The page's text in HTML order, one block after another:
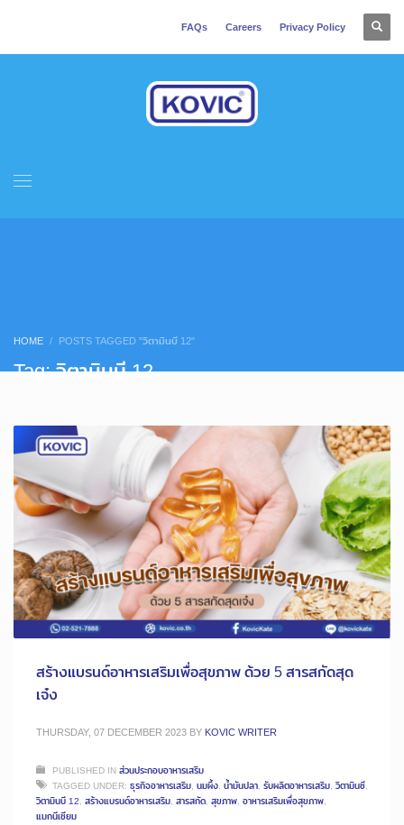
FAQs Careers Privacy Policy
HOME POSTS TAGGED "วิตามินบี 12"
Tag: วิตามินบี 12
สร้างแบรนด์อาหารเสริมเพื่อสุขภาพ ด้วย 5 สารสกัดสุด
เจ๋ง
THURSDAY, 07 DECEMBER 2023 BY KOVIC WRITER
PUBLISHED INส่วนประกอบอาหารเสริม
TAGGED UNDER: ธุรกิจอาหารเสริม, นมผึ้ง, น้ำมันปลา, รับผลิตอาหารเสริม, วิตามินซี,
วิตามินบี 12, สร้างแบรนด์อาหารเสริม, สารสกัด, สุขภาพ, อาหารเสริมเพื่อสุขภาพ,
แมกนีเซียม